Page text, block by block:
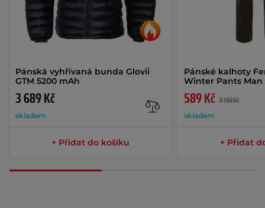
Pánská vyhřívaná bunda Glovii
GTM 5200 mAh
3 689 Kč
skladem
+ Přidat do košíku
Pánské kalhoty
Winter Pants
589 Kč 3 150 Kč
skladem
+ Přidat